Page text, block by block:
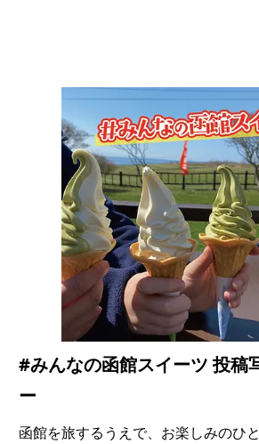
#みんなの函館スイーツ 投稿
ー
函館を旅するうえで、お楽しみのひ